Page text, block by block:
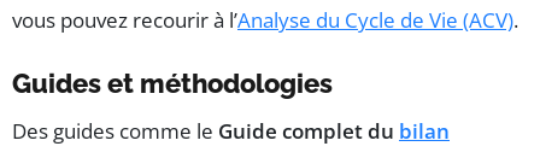
vous pouvez recourir à l’Analyse du Cycle de Vie (ACV).
Guides et méthodologies
Des guides comme le Guide complet du bilan